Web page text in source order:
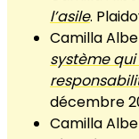
l’asile.
Camilla
système qui
décembre
Camilla